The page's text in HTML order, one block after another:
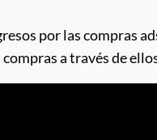
por las compras
a través de